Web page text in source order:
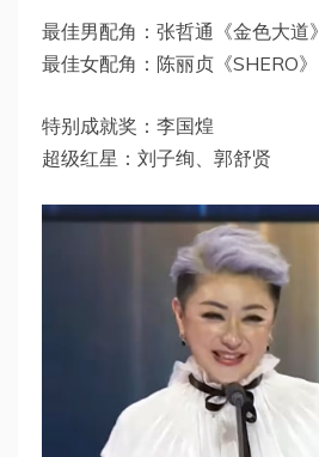
最佳男配角：张哲通《金色大道》
最佳女配角：陈丽贞《SHERO》
特别成就奖：李国煌
超级红星：刘子绚、郭舒贤